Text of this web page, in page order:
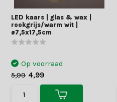
LED kaars | glas & wax |
rookgrijs/warm wit |
ø7,5x17,5cm
Op voorraad
5,99 4,99